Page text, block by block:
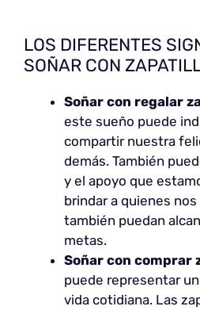
LOS DIFERENTES
SOÑAR CON
Soñar con regalar
este sueño puede
compartir nuestra
demás. También
y el apoyo que
brindar a quienes
también puedan
metas.
Soñar con comprar
puede representar
vida cotidiana. Las